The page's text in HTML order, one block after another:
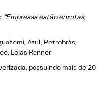
“Empresas estão enxutas,
Azul, Petrobrás,
Lojas Renner
possuindo mais de 20